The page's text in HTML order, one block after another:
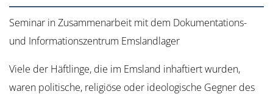
Seminar in Zusammenarbeit mit dem Dokumentations-
und Informationszentrum Emslandlager
Viele der Häftlinge, die im Emsland inhaftiert wurden,
waren politische, religiöse oder ideologische Gegner des